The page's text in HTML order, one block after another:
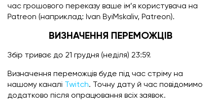
час грошового переказу ваше ім’я користувача на
Patreon (наприклад: Ivan ByiMskaliv, Patreon).
ВИЗНАЧЕННЯ ПЕРЕМОЖЦІВ
Збір триває до 21 грудня (неділя) 23:59.
Визначення переможців буде під час стріму на
нашому каналі
Twitch. Точну дату й час повідомимо
додатково після опрацювання всіх заявок.